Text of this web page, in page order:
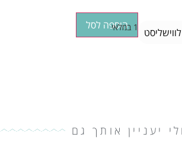
1 במלאי הוספה לסל
יעניין אותך גם